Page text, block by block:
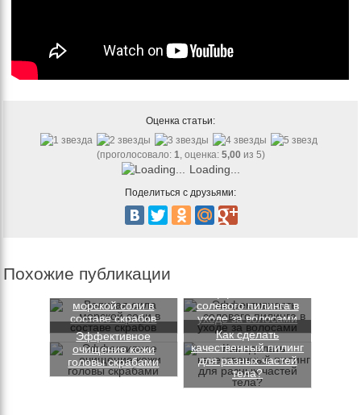
Оценка статьи:
(проголосовало: 1, оценка: 5,00 из 5)
Loading...
Поделиться с друзьями:
Похожие публикации
морской соли в
составе скрабов
солевого пилинга в
уходе за волосами
Эффективное
очищение кожи
головы скрабами
Как сделать
качественный пилинг
для разных частей
тела?